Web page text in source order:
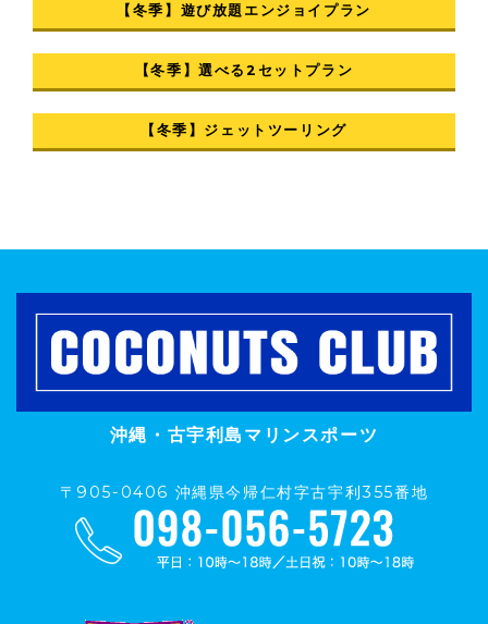
【冬季】遊び放題エンジョイプラン
【冬季】選べる2セットプラン
【冬季】ジェットツーリング
沖縄・古宇利島マリンスポーツ
〒905-0406 沖縄県今帰仁村字古宇利355番地